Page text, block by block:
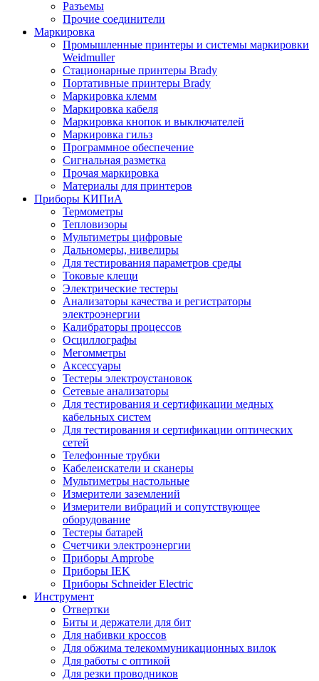
Разъемы
Прочие соединители
Маркировка
Промышленные принтеры и системы маркировки
Weidmuller
Стационарные принтеры Brady
Портативные принтеры Brady
Маркировка клемм
Маркировка кабеля
Маркировка кнопок и выключателей
Маркировка гильз
Программное обеспечение
Сигнальная разметка
Прочая маркировка
Материалы для принтеров
Приборы КИПиА
Термометры
Тепловизоры
Мультиметры цифровые
Дальномеры, нивелиры
Для тестирования параметров среды
Токовые клещи
Электрические тестеры
Анализаторы качества и регистраторы
электроэнергии
Калибраторы процессов
Осциллографы
Мегомметры
Аксессуары
Тестеры электроустановок
Сетевые анализаторы
Для тестирования и сертификации медных
кабельных систем
Для тестирования и сертификации оптических
сетей
Телефонные трубки
Кабелеискатели и сканеры
Мультиметры настольные
Измерители заземлений
Измерители вибраций и сопутствующее
оборудование
Тестеры батарей
Счетчики электроэнергии
Приборы Amprobe
Приборы IEK
Приборы Schneider Electric
Инструмент
Отвертки
Биты и держатели для бит
Для набивки кроссов
Для обжима телекоммуникационных вилок
Для работы с оптикой
Для резки проводников